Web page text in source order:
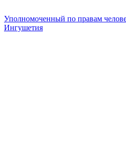
Уполномоченный по правам
Ингушетия